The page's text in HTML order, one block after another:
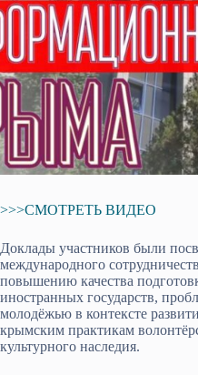
>>>СМОТРЕТЬ ВИДЕО
Доклады участников были
международного
повышению качества
иностранных государств,
молодёжью в контексте
крымским практикам
культурного наследия.